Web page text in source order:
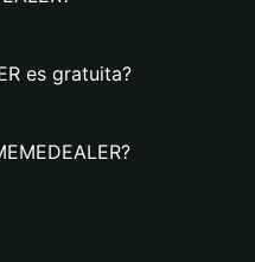
es gratuita?